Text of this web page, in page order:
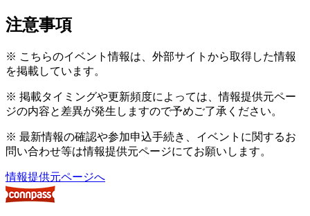
注意事項
※ こちらのイベント情報は、外部サイトから取得した情報
を掲載しています。
※ 掲載タイミングや更新頻度によっては、情報提供元ペー
ジの内容と差異が発生しますので予めご了承ください。
※ 最新情報の確認や参加申込手続き、イベントに関するお
問い合わせ等は情報提供元ページにてお願いします。
情報提供元ページへ